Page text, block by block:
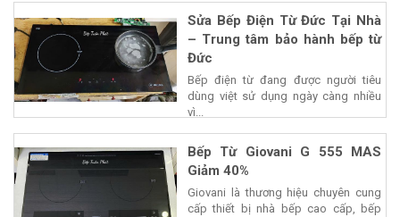
Sửa Bếp Điện Từ Đức Tại Nhà
– Trung tâm bảo hành bếp từ
Đức
Bếp điện từ đang được người tiêu
dùng việt sử dụng ngày càng nhiều
vì...
Bếp Từ Giovani G 555 MAS
Giảm 40%
Giovani là thương hiệu chuyên cung
cấp thiết bị nhà bếp cao cấp, bếp